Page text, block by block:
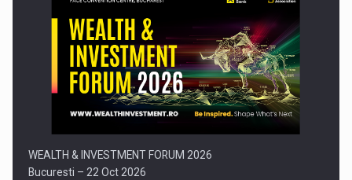
Comunicat de presa: Joburile part-time reincep sa intre pe…
WEALTH & INVESTMENT FORUM 2026
Bucuresti – 22 Oct 2026